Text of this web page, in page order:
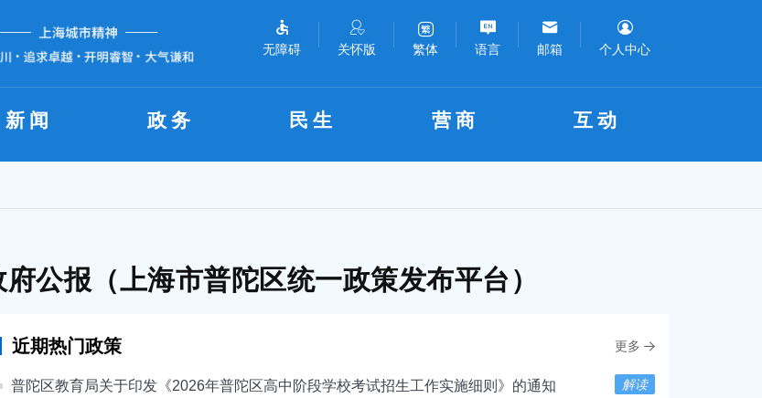
无障碍 关怀版 繁体 语言 邮箱 个人中心
新闻 政务 民生 营商 互动
公报（上海市普陀区统一政策发布平台）
近期热门政策 更多
普陀区教育局关于印发《2026年普陀区高中阶段学校考试招生工作实施细则》的通知
解读